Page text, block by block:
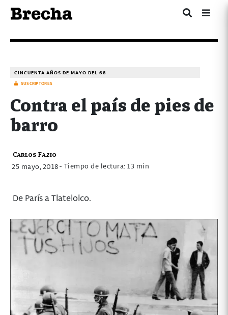
CINCUENTA AÑOS DE MAYO DEL 68
SUSCRIPTORES
Contra el país de pies de
barro
Carlos Fazio
25 mayo, 2018- Tiempo de lectura: 13 min
De París a Tlatelolco.